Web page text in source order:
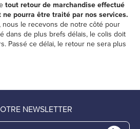
tout retour de marchandise effectué
pourra être traité par nos services.
nous le recevons de notre côté pour
dans de plus brefs délais, le colis doit
Passé ce délai, le retour ne sera plus
NEWSLETTER